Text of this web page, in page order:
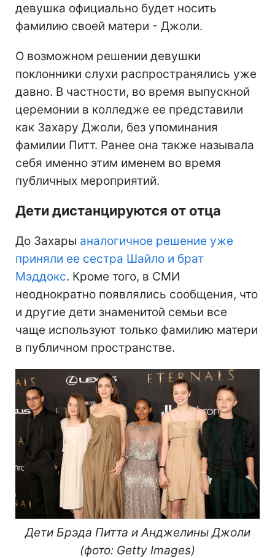
девушка официально будет носить
фамилию своей матери - Джоли.
О возможном решении девушки
поклонники слухи распространялись уже
давно. В частности, во время выпускной
церемонии в колледже ее представили
как Захару Джоли, без упоминания
фамилии Питт. Ранее она также называла
себя именно этим именем во время
публичных мероприятий.
Дети дистанцируются от отца
До Захары аналогичное решение уже
приняли ее сестра Шайло и брат
Мэддокс. Кроме того, в СМИ
неоднократно появлялись сообщения, что
и другие дети знаменитой семьи все
чаще используют только фамилию матери
в публичном пространстве.
Дети Брэда Питта и Анджелины Джоли
(фото: Getty Images)